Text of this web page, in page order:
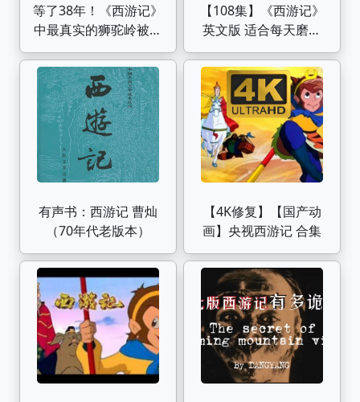
等了38年！《西游记》
中最真实的狮驼岭被我
用AI还原！
【108集】《西游记》
英文版 适合每天磨耳
朵！绝佳的口语听力练
习素材！
有声书：西游记 曹灿
（70年代老版本）
【4K修复】【国产动
画】央视西游记 合集